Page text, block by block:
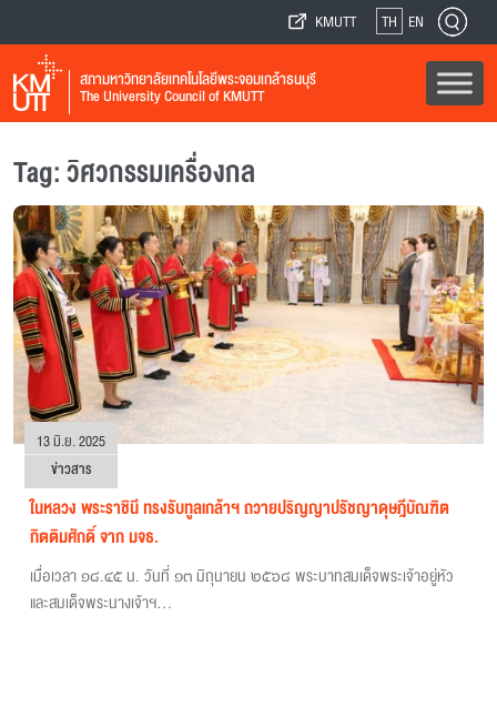
KMUTT TH EN
สภามหาวิทยาลัยเทคโนโลยีพระจอมเกล้าธนบุรี
The University Council of KMUTT
Tag: วิศวกรรมเครื่องกล
13 มิ.ย. 2025
ข่าวสาร
ในหลวง พระราชินี ทรงรับทูลเกล้าฯ ถวายปริญญาปรัชญาดุษฎีบัณฑิต
กิตติมศักดิ์ จาก มจธ.
เมื่อเวลา ๑๘.๔๕ น. วันที่ ๑๓ มิถุนายน ๒๕๖๘ พระบาทสมเด็จพระเจ้าอยู่หัว
และสมเด็จพระนางเจ้าฯ...